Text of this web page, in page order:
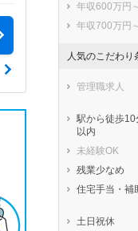
みよし市
長久手市
町
海部郡蟹江町
知多郡阿久比
知多郡南知多町
知多郡武豊町
北設楽郡設楽町
北設楽郡豊根
年収600万円～
年収700万円～
人気のこだわ
管理職求人
駅から徒歩10
以内
未経験OK
残業少なめ
住宅手当・補
土日祝休